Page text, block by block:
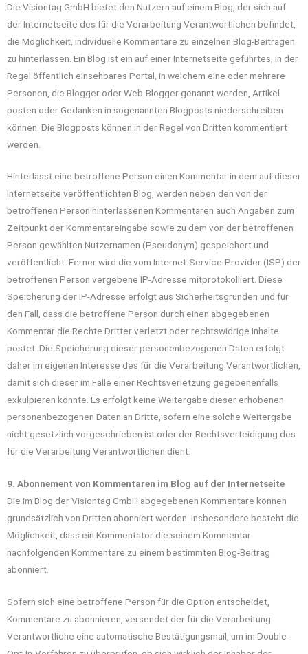
Die Visiontag GmbH bietet den Nutzern auf einem Blog, der sich auf
der Internetseite des für die Verarbeitung Verantwortlichen befindet,
die Möglichkeit, individuelle Kommentare zu einzelnen Blog-Beiträgen
zu hinterlassen. Ein Blog ist ein auf einer Internetseite geführtes, in der
Regel öffentlich einsehbares Portal, in welchem eine oder mehrere
Personen, die Blogger oder Web-Blogger genannt werden, Artikel
posten oder Gedanken in sogenannten Blogposts niederschreiben
können. Die Blogposts können in der Regel von Dritten kommentiert
werden.
Hinterlässt eine betroffene Person einen Kommentar in dem auf dieser
Internetseite veröffentlichten Blog, werden neben den von der
betroffenen Person hinterlassenen Kommentaren auch Angaben zum
Zeitpunkt der Kommentareingabe sowie zu dem von der betroffenen
Person gewählten Nutzernamen (Pseudonym) gespeichert und
veröffentlicht. Ferner wird die vom Internet-Service-Provider (ISP) der
betroffenen Person vergebene IP-Adresse mitprotokolliert. Diese
Speicherung der IP-Adresse erfolgt aus Sicherheitsgründen und für
den Fall, dass die betroffene Person durch einen abgegebenen
Kommentar die Rechte Dritter verletzt oder rechtswidrige Inhalte
postet. Die Speicherung dieser personenbezogenen Daten erfolgt
daher im eigenen Interesse des für die Verarbeitung Verantwortlichen,
damit sich dieser im Falle einer Rechtsverletzung gegebenenfalls
exkulpieren könnte. Es erfolgt keine Weitergabe dieser erhobenen
personenbezogenen Daten an Dritte, sofern eine solche Weitergabe
nicht gesetzlich vorgeschrieben ist oder der Rechtsverteidigung des
für die Verarbeitung Verantwortlichen dient.
9. Abonnement von Kommentaren im Blog auf der Internetseite
Die im Blog der Visiontag GmbH abgegebenen Kommentare können
grundsätzlich von Dritten abonniert werden. Insbesondere besteht die
Möglichkeit, dass ein Kommentator die seinem Kommentar
nachfolgenden Kommentare zu einem bestimmten Blog-Beitrag
abonniert.
Sofern sich eine betroffene Person für die Option entscheidet,
Kommentare zu abonnieren, versendet der für die Verarbeitung
Verantwortliche eine automatische Bestätigungsmail, um im Double-